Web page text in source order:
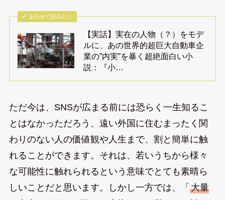
あわせて読みたい
【実話】実在の人物（？）をモデ
ルに、あの世界的超巨大自動車企
業の”内実”を暴く超絶面白い小
説：『小…
ただ今は、SNSが広まる前には恐らく一生知るこ
とはなかっただろう、遠い外国に住むまったく関
わりのない人の価値観や人生まで、割と簡単に触
れることができます。それは、若いうちから様々
な可能性に触れられるという意味でとても素晴ら
しいことだと思います。しかし一方では、「 大量